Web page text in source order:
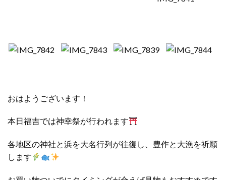
おはようございます！
本日福吉では神幸祭が行われます
各地区の神社と浜を大名行列が往復し、豊作と大漁を祈願
します